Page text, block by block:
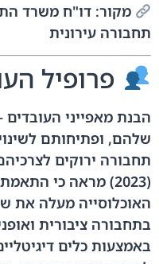
תחבורה עירונית
פרופיל
הבנת מאפייני העובדים
שלהם, ופתיחותם
(2023) מראה כי
האוכלוסייה מעלה את
בתחבורה ציבורית